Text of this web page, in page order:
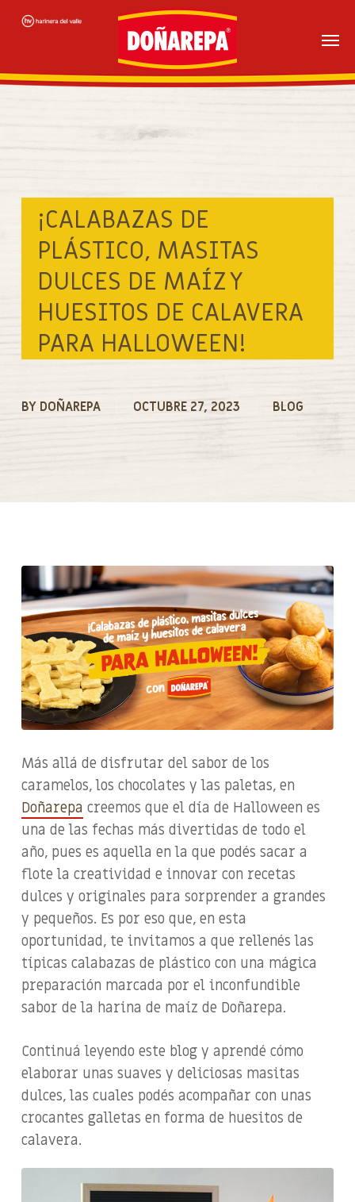
Skip
content
¡CALABAZAS DE
PLÁSTICO, MASITAS
DULCES DE MAÍZ Y
HUESITOS DE CALAVERA
PARA HALLOWEEN!
BY DOÑAREPA OCTUBRE 27, 2023 BLOG
Más allá de disfrutar del sabor de los
caramelos, los chocolates y las paletas, en
Doñarepa creemos que el día de Halloween es
una de las fechas más divertidas de todo el
año, pues es aquella en la que podés sacar a
flote la creatividad e innovar con recetas
dulces y originales para sorprender a grandes
y pequeños. Es por eso que, en esta
oportunidad, te invitamos a que rellenés las
típicas calabazas de plástico con una mágica
preparación marcada por el inconfundible
sabor de la harina de maíz de Doñarepa.
Continuá leyendo este blog y aprendé cómo
elaborar unas suaves y deliciosas masitas
dulces, las cuales podés acompañar con unas
crocantes galletas en forma de huesitos de
calavera.